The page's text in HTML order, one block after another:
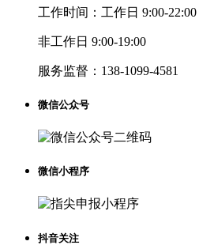
工作时间： 工作日 9:00-22:00
非工作日 9:00-19:00
服务监督： 138-1099-4581
微信公众号
微信小程序
抖音关注